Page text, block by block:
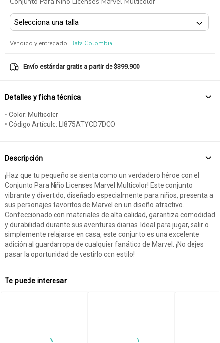
Vendido y entregado: Bata Colombia
Envío estándar gratis a partir de $399.900
Detalles y ficha técnica
• Color: Multicolor
• Código Artículo: LI875ATYCD7DCO
Descripción
¡Haz que tu pequeño se sienta como un verdadero héroe con el
Conjunto Para Niño Licenses Marvel Multicolor! Este conjunto
vibrante y divertido, diseñado especialmente para niños, presenta a
sus personajes favoritos de Marvel en un diseño atractivo.
Confeccionado con materiales de alta calidad, garantiza comodidad
y durabilidad durante sus aventuras diarias. Ideal para jugar, salir o
simplemente relajarse en casa, este conjunto es una excelente
adición al guardarropa de cualquier fanático de Marvel. ¡No dejes
pasar la oportunidad de vestirlo con estilo!
Te puede interesar